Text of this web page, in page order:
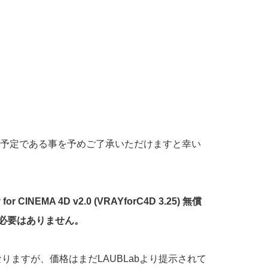
定である事を予めご了承いただけますと幸い
CINEMA 4D v2.0 (VRAYforC4D 3.25) 無償
はありません。
ますが、価格はまだLAUBLabより提示されて